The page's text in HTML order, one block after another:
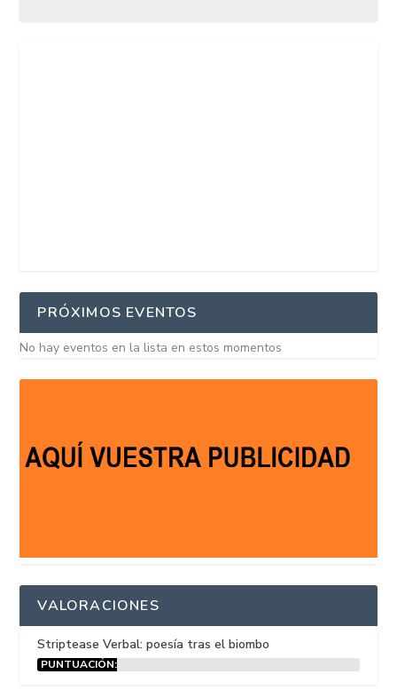
PRÓXIMOS EVENTOS
No hay eventos en la lista en estos momentos
VALORACIONES
Striptease Verbal: poesía tras el biombo
PUNTUACIÓN: